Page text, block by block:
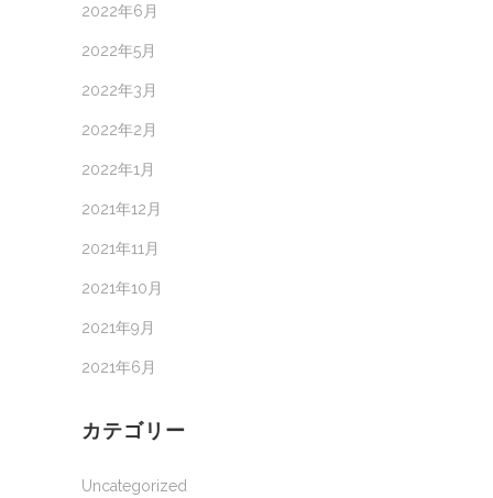
2022年6月
2022年5月
2022年3月
2022年2月
2022年1月
2021年12月
2021年11月
2021年10月
2021年9月
2021年6月
カテゴリー
Uncategorized